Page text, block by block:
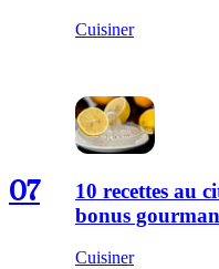
Cuisiner
07
10 recettes au
bonus
Cuisiner